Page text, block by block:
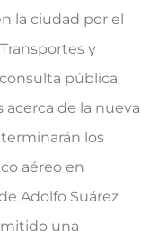
la ciudad por el
y
pública
acerca de la nueva
los
aéreo en
Adolfo Suárez
una